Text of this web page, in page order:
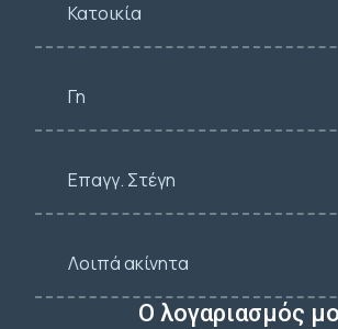
Κατοικία
Γη
Επαγγ. Στέγη
Λοιπά ακίνητα
Ο λογαριασμός